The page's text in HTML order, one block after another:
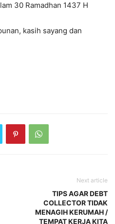
30 Ramadhan 1437 H
kasih sayang dan
Next article
TIPS AGAR DEBT
COLLECTOR TIDAK
MENAGIH KERUMAH /
TEMPAT KERJA KITA